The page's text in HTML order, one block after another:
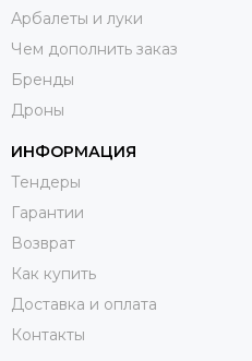
Арбалеты и луки
Чем дополнить заказ
Бренды
Дроны
ИНФОРМАЦИЯ
Тендеры
Гарантии
Возврат
Как купить
Доставка и оплата
Контакты